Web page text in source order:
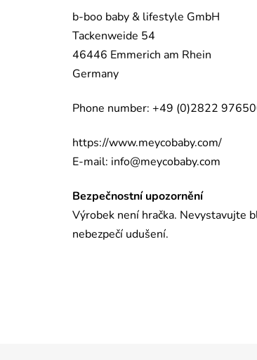
b-boo baby & lifestyle GmbH
Tackenweide 54
46446 Emmerich am Rhein
Germany
Phone number: +49 (0)2822
https://www.meycobaby.com/
E-mail: info@meycobaby.com
Bezpečnostní upozornění
Výrobek není hračka. Nevystavujte
nebezpečí udušení.